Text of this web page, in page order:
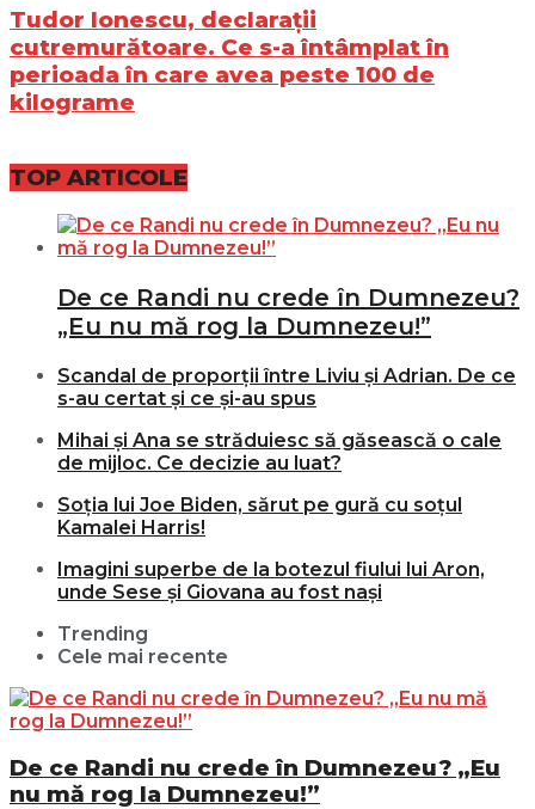
Tudor Ionescu, declarații
cutremurătoare. Ce s-a întâmplat în
perioada în care avea peste 100 de
kilograme
TOP ARTICOLE
De ce Randi nu crede în Dumnezeu?
„Eu nu mă rog la Dumnezeu!”
Scandal de proporții între Liviu și Adrian. De ce
s-au certat și ce și-au spus
Mihai și Ana se străduiesc să găsească o cale
de mijloc. Ce decizie au luat?
Soția lui Joe Biden, sărut pe gură cu soțul
Kamalei Harris!
Imagini superbe de la botezul fiului lui Aron,
unde Sese și Giovana au fost nași
Trending
Cele mai recente
De ce Randi nu crede în Dumnezeu? „Eu
nu mă rog la Dumnezeu!”